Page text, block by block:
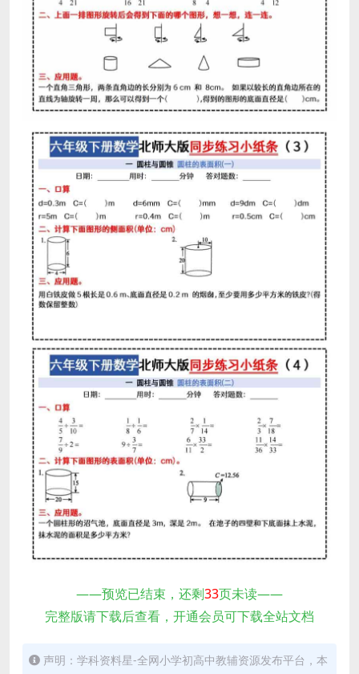
——预览已结束，还剩33页未读——
完整版请下载后查看，开通会员可下载全站文档
声明：学科资料星-全网小学初高中教辅资源发布平台，本